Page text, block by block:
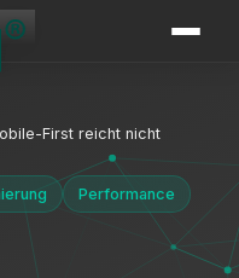
First reicht nicht
Performance